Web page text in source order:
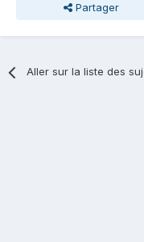
Partager
Aller sur la liste des